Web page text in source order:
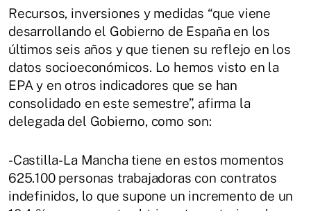
Recursos, inversiones y medidas “que viene
desarrollando el Gobierno de España en los
últimos seis años y que tienen su reflejo en los
datos socioeconómicos. Lo hemos visto en la
EPA y en otros indicadores que se han
consolidado en este semestre”, afirma la
delegada del Gobierno, como son:
-Castilla-La Mancha tiene en estos momentos
625.100 personas trabajadoras con contratos
indefinidos, lo que supone un incremento de un